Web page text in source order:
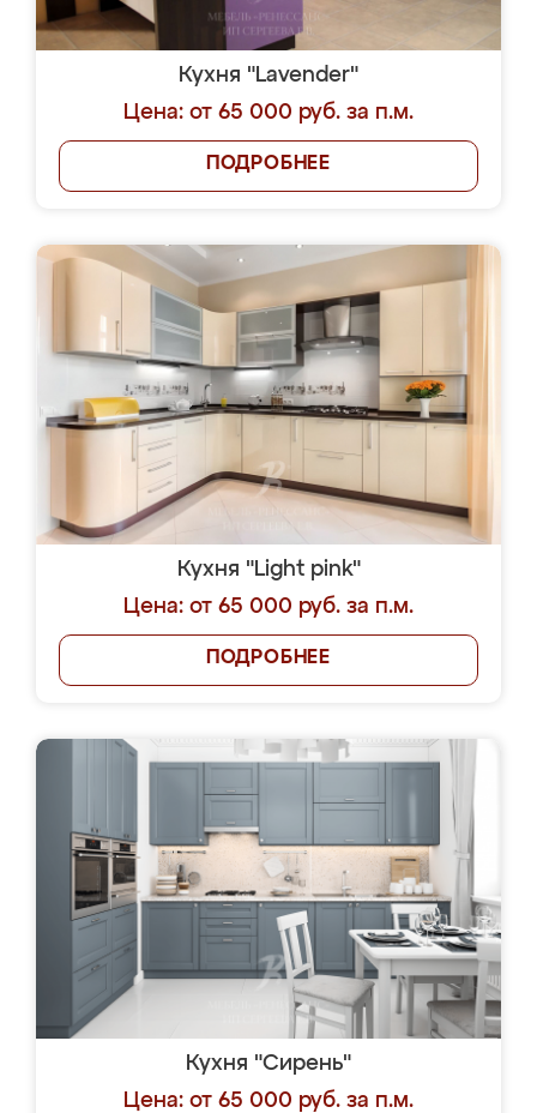
Кухня "Lavender"
Цена: от 65 000 руб. за п.м.
ПОДРОБНЕЕ
Кухня "Light pink"
Цена: от 65 000 руб. за п.м.
ПОДРОБНЕЕ
Кухня "Сирень"
Цена: от 65 000 руб. за п.м.